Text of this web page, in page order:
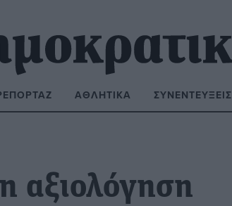
ΑΘΛΗΤΙΚΆ ΣΥΝΕΝΤΕΎΞΕΙΣ